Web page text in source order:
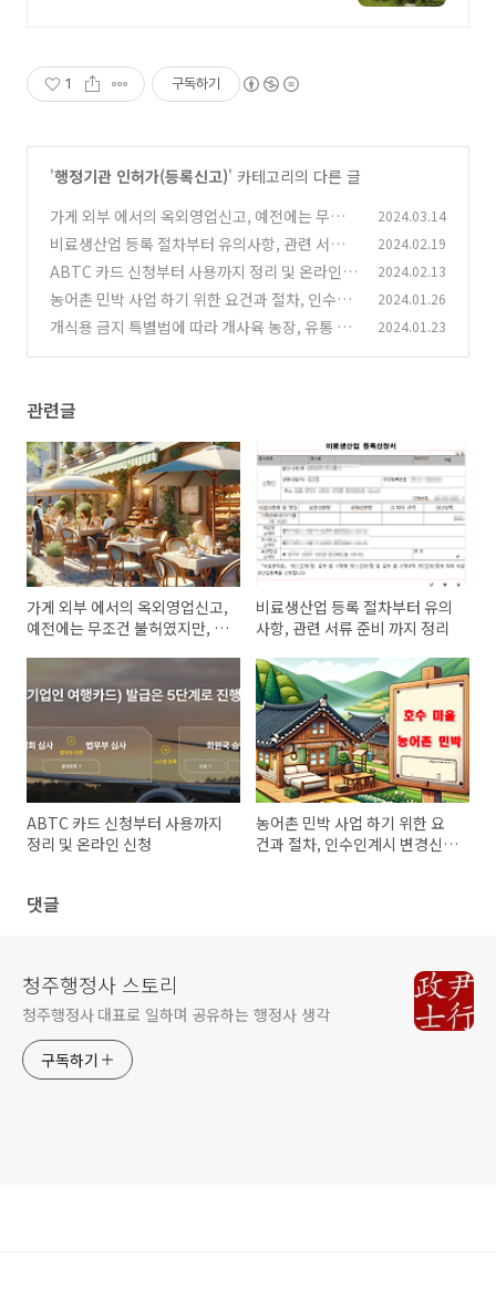
1 구독하기
'행정기관 인허가(등록신고)' 카테고리의 다른 글
가게 외부 에서의 옥외영업신고, 예전에는 무조
건 불허였지만, 지금은 일부 가능합니다. (0)
2024.03.14
비료생산업 등록 절차부터 유의사항, 관련 서류
준비 까지 정리
(0)
2024.02.19
ABTC 카드 신청부터 사용까지 정리 및 온라인
신청
(0)
2024.02.13
농어촌 민박 사업 하기 위한 요건과 절차, 인수인
계시 변경신고 관련 절차 (20)
2024.01.26
개식용 금지 특별법에 따라 개사육 농장, 유통 취
2024.01.23
관련글
가게 외부 에서의 옥외영업신고,
예전에는 무조건 불허였지만, 지
비료생산업 등록 절차부터 유의
사항, 관련 서류 준비 까지 정리
ABTC 카드 신청부터 사용까지
정리 및 온라인 신청
농어촌 민박 사업 하기 위한 요
건과 절차, 인수인계시 변경신고
댓글
청주행정사 스토리
청주행정사 대표로 일하며 공유하는 행정사 생각
구독하기